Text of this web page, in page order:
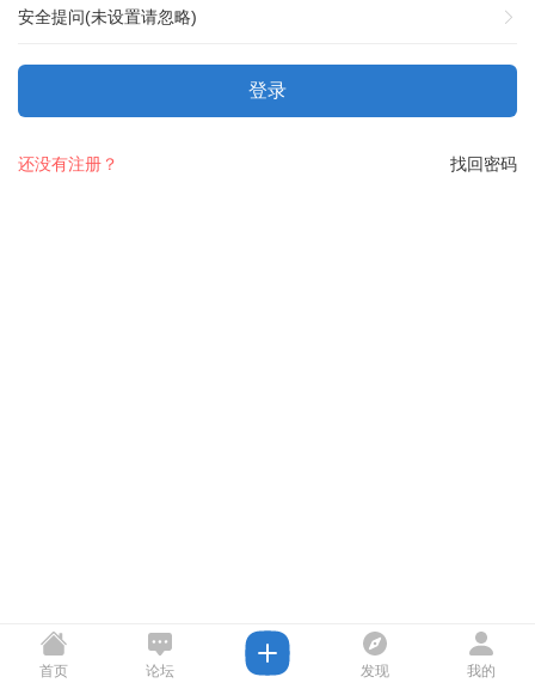
安全提问(未设置请忽略)
登录
找回密码
还没有注册？
首页 论坛 发现 我的